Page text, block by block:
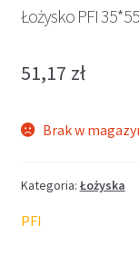
Łożysko PFI
51,17 zł
Brak w
Kategoria: Łożyska
PFI